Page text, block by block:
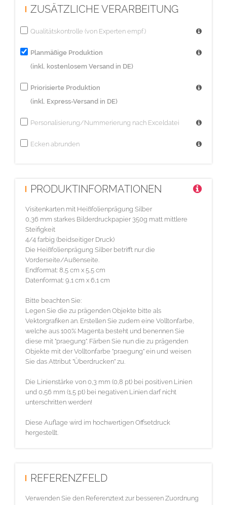
ZUSÄTZLICHE VERARBEITUNG
Qualitätskontrolle (von Experten empf.)
Planmäßige Produktion
(inkl. kostenlosem Versand in DE)
Priorisierte Produktion
(inkl. Express-Versand in DE)
Personalisierung/Nummerierung nach Exceldatei
Ecken abrunden
PRODUKTINFORMATIONEN
Visitenkarten mit Heißfolienprägung Silber
0,36 mm starkes Bilderdruckpapier 350g matt mittlere
Steifigkeit
4/4 farbig (beidseitiger Druck)
Die Heißfolienprägung Silber betrifft nur die
Vorderseite/Außenseite.
Endformat: 8,5 cm x 5,5 cm
Datenformat: 9,1 cm x 6,1 cm
Bitte beachten Sie:
Legen Sie die zu prägenden Objekte bitte als
Vektorgrafiken an. Erstellen Sie zudem eine Volltonfarbe,
welche aus 100% Magenta besteht und benennen Sie
diese mit "praegung". Färben Sie nun die zu prägenden
Objekte mit der Volltonfarbe "praegung" ein und weisen
Sie das Attribut "Überdrucken" zu.
Die Linienstärke von 0,3 mm (0,8 pt) bei positiven Linien
und 0,56 mm (1,5 pt) bei negativen Linien darf nicht
unterschritten werden!
Diese Auflage wird im hochwertigen Offsetdruck
hergestellt.
REFERENZFELD
Verwenden Sie den Referenztext zur besseren Zuordnung